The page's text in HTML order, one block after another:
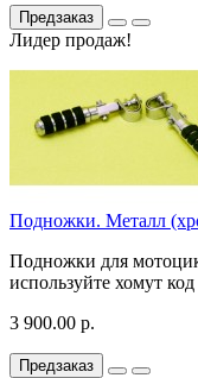
Предзаказ
Лидер продаж!
Подножки. Металл
Подножки для
используйте хомут
3 900.00 р.
Предзаказ